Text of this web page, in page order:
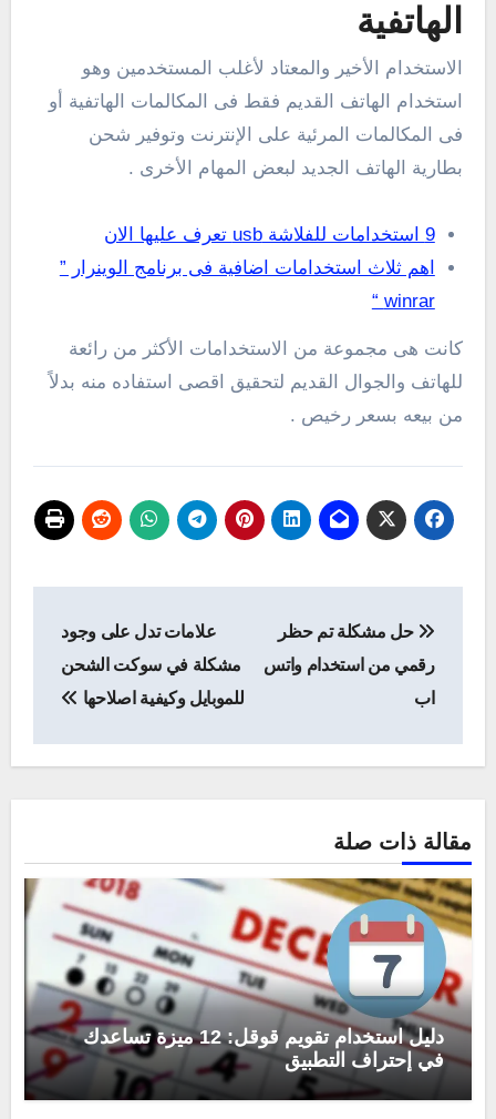
الهاتفية
الاستخدام الأخير والمعتاد لأغلب المستخدمين وهو
استخدام الهاتف القديم فقط فى المكالمات الهاتفية أو
فى المكالمات المرئية على الإنترنت وتوفير شحن
بطارية الهاتف الجديد لبعض المهام الأخرى .
9 استخدامات للفلاشة usb تعرف عليها الان
اهم ثلاث استخدامات اضافية فى برنامج الوينرار ”
winrar “
كانت هى مجموعة من الاستخدامات الأكثر من رائعة
للهاتف والجوال القديم لتحقيق اقصى استفاده منه بدلاً
من بيعه بسعر رخيص .
المقالات
حل مشكلة تم حظر
رقمي من استخدام واتس
اب
علامات تدل على وجود
مشكلة في سوكت الشحن
للموبايل وكيفية اصلاحها
مقالة ذات صلة
دليل استخدام تقويم قوقل: 12 ميزة تساعدك
في إحتراف التطبيق